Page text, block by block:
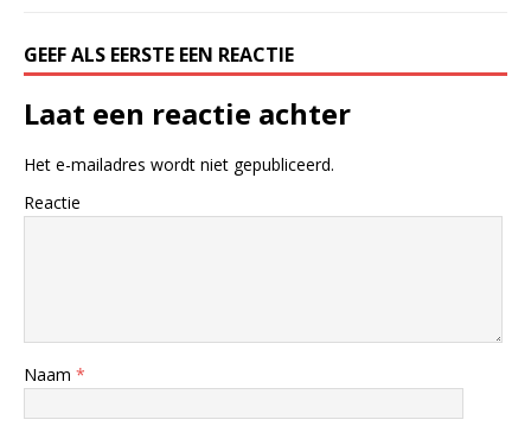
GEEF ALS EERSTE EEN REACTIE
Laat een reactie achter
Het e-mailadres wordt niet gepubliceerd.
Reactie
Naam *